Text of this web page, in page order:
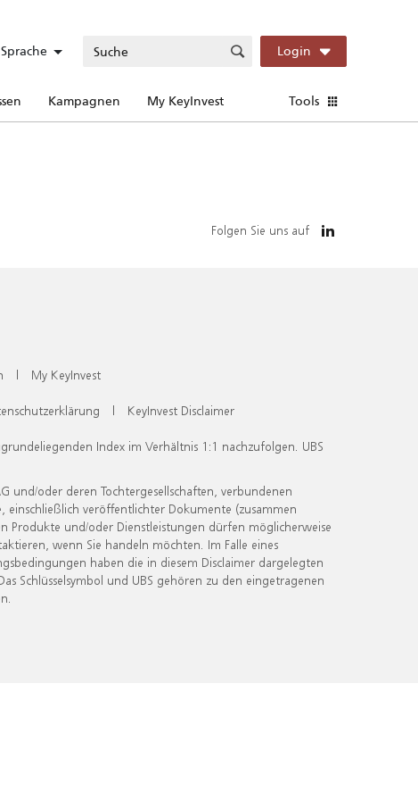
Sprache Login
Kampagnen My KeyInvest Tools
Folgen Sie uns auf
| My KeyInvest
| KeyInvest Disclaimer
Index im Verhältnis 1:1 nachzufolgen. UBS
oder deren Tochtergesellschaften, verbundenen
veröffentlichter Dokumente (zusammen
Produkte und/oder Dienstleistungen dürfen möglicherweise
wenn Sie handeln möchten. Im Falle eines
haben die in diesem Disclaimer dargelegten
Schlüsselsymbol und UBS gehören zu den eingetragenen